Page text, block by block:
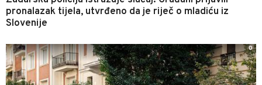
pronalazak tijela, utvrđeno da je riječ o mladiću iz
Slovenije
0